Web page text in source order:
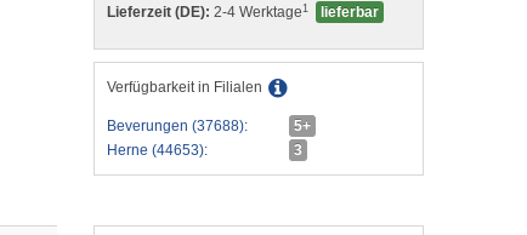
Lieferzeit (DE): 2-4 Werktage 1 lieferbar
Verfügbarkeit in Filialen
Beverungen (37688):
5+
Herne (44653):
3